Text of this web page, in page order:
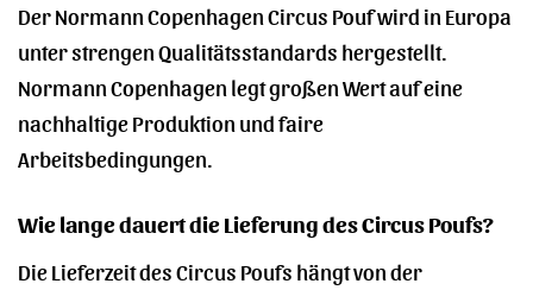
Der Normann Copenhagen Circus Pouf wird in Europa
unter strengen Qualitätsstandards hergestellt.
Normann Copenhagen legt großen Wert auf eine
nachhaltige Produktion und faire
Arbeitsbedingungen.
Wie lange dauert die Lieferung des Circus Poufs?
Die Lieferzeit des Circus Poufs hängt von der